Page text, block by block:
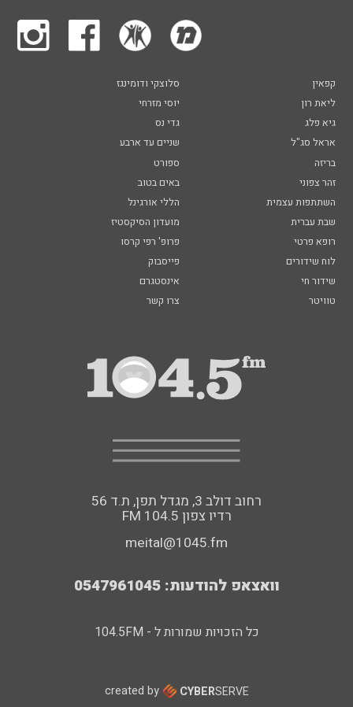
קפאין
סלוצקי ודומינגז
ליאת רון
יוסי מזרחי
גיא פלג
גדי נס
אראל סג"ל
שניים עד ארבע
בריזה
ספורט
זהר צפוני
באים בטוב
השתתפות עצמית
הללי אורגינל
שבת עברית
מועדון הסיקסטיז
רופא פרטי
פרופ' רפי קרסו
לוח שידורים
פייסבוק
שידור חי
אינסטגרם
טוויטר
צרו קשר
רחוב דולב 3, מגדל תפן, ת.ד 56
FM רדיו צפון 104.5
meital@1045.fm
וואצאפ להודעות: 0547961045
כל הזכויות שמורות ל - 104.5FM
created by CYBERSERVE